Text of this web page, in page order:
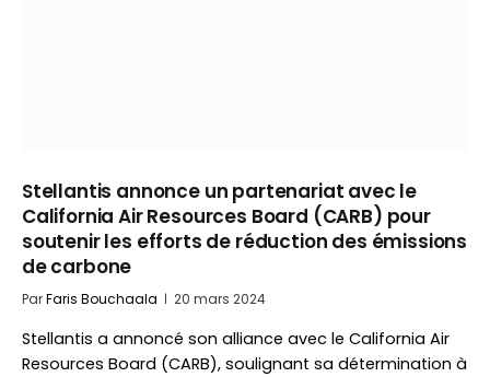
Stellantis annonce un partenariat avec le
California Air Resources Board (CARB) pour
soutenir les efforts de réduction des émissions
de carbone
ParFaris Bouchaala 20 mars 2024
Stellantis a annoncé son alliance avec le California Air
Resources Board (CARB), soulignant sa détermination à